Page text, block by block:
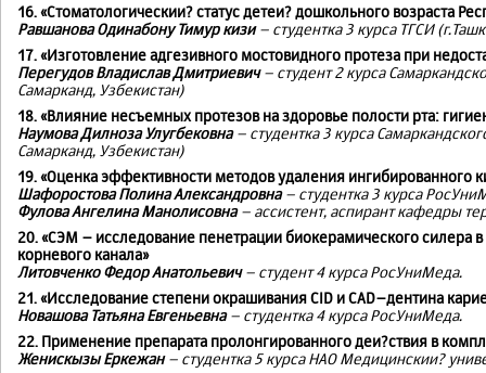
16. «Стоматологическии? статус детеи? дошкольного возраста
Равшанова Одинабону Тимур кизи– студентка 3 курса ТГСИ
17. «Изготовление адгезивного мостовидного протеза при
Перегудов Владислав Дмитриевич– студент 2 курса
Самарканд, Узбекистан)
18. «Влияние несъемных протезов на здоровье полости рта:
Наумова Дилноза Улугбековна– студентка 3 курса
Самарканд, Узбекистан)
19. «Оценка эффективности методов удаления ингибированного
Шафоростова Полина Александровна– студентка 3 курса
Фулова Ангелина Манолисовна– ассистент, аспирант кафедры
20. «СЭМ – исследование пенетрации биокерамического силера
корневого канала»
Литовченко Федор Анатольевич– студент 4 курса РосУниМеда.
21. «Исследование степени окрашивания CID и CAD–дентина
Новашова Татьяна Евгеньевна– студентка 4 курса РосУниМеда.
22. Применение препарата пролонгированного деи?ствия в
Женискызы Еркежан– студентка 5 курса НАО Медицинскии?